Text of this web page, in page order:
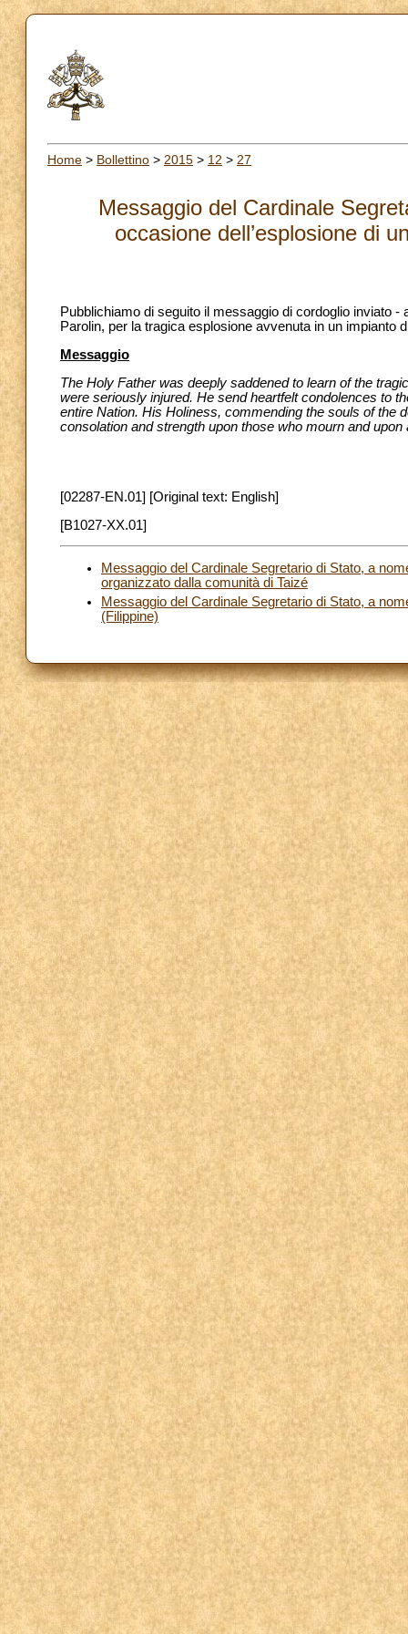
Home > Bollettino > 2015 > 12 > 27
Messaggio del Cardinale
occasione dell’esplosione di
Pubblichiamo di seguito il messaggio di cordoglio inviato
Parolin, per la tragica esplosione avvenuta in un
Messaggio
The Holy Father was deeply saddened to learn of the
were seriously injured. He send heartfelt condolences to
entire Nation. His Holiness, commending the souls of the
consolation and strength upon those who mourn and
[02287-EN.01] [Original text: English]
[B1027-XX.01]
Messaggio del Cardinale Segretario di Stato, a
organizzato dalla comunità di Taizé
Messaggio del Cardinale Segretario di Stato, a
(Filippine)